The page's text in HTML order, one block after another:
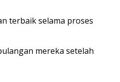
terbaik selama proses
mereka setelah